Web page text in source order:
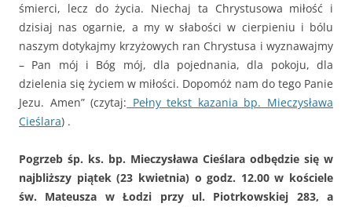
śmierci, lecz do życia. Niechaj ta Chrystusowa miłość i
dzisiaj nas ogarnie, a my w słabości w cierpieniu i bólu
naszym dotykajmy krzyżowych ran Chrystusa i wyznawajmy
– Pan mój i Bóg mój, dla pojednania, dla pokoju, dla
dzielenia się życiem w miłości. Dopomóż nam do tego Panie
Jezu. Amen” (czytaj: Pełny tekst kazania bp. Mieczysława
Cieślara) .
Pogrzeb śp. ks. bp. Mieczysława Cieślara odbędzie się w
najbliższy piątek (23 kwietnia) o godz. 12.00 w kościele
św. Mateusza w Łodzi przy ul. Piotrkowskiej 283, a